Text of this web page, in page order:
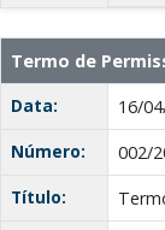
Termo de
Data:
16/
Número:
002/
Título: